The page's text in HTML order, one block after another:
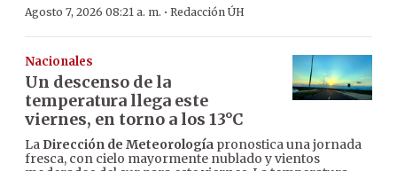
Agosto 7, 2026 08:21 a. m. · Redacción ÚH
Nacionales
Un descenso de la
temperatura llega este
viernes, en torno a los 13°C
La Dirección de Meteorología pronostica una jornada
fresca, con cielo mayormente nublado y vientos